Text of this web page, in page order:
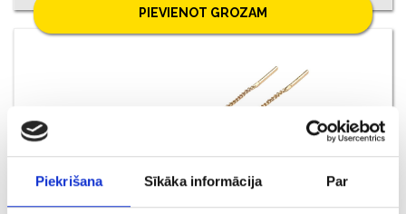
Piekrišana Sīkāka informācija Par
PIEVIENOT GROZAM